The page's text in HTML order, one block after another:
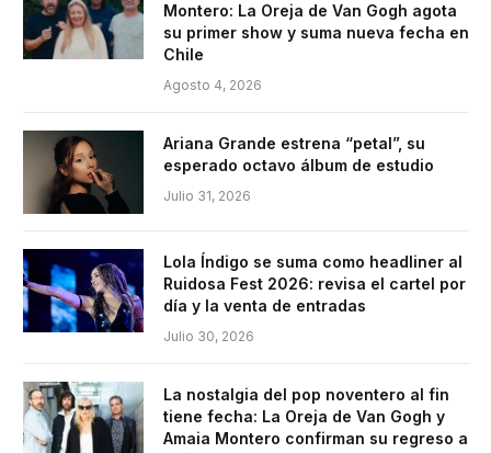
Montero: La Oreja de Van Gogh agota
su primer show y suma nueva fecha en
Chile
Agosto 4, 2026
Ariana Grande estrena “petal”, su
esperado octavo álbum de estudio
Julio 31, 2026
Lola Índigo se suma como headliner al
Ruidosa Fest 2026: revisa el cartel por
día y la venta de entradas
Julio 30, 2026
La nostalgia del pop noventero al fin
tiene fecha: La Oreja de Van Gogh y
Amaia Montero confirman su regreso a